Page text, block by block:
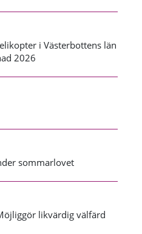
i Västerbottens län
2026
sommarlovet
likvärdig välfärd